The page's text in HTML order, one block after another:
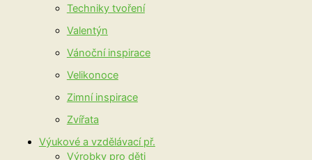
Techniky tvoření
Valentýn
Vánoční inspirace
Velikonoce
Zimní inspirace
Zvířata
Výukové a vzdělávací př.
Výrobky pro děti